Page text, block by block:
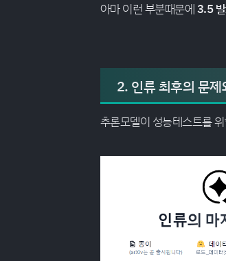
아마 이런 부분때문에3.5
2. 인류 최후의 문
추론모델이 성능테스트를